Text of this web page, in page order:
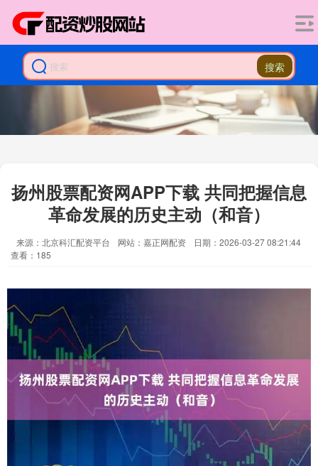
搜索
扬州股票配资网APP下载 共同把握信息
革命发展的历史主动（和音）
来源：北京科汇配资平台 网站：嘉正网配资
日期：2026-03-27 08:21:44
查看：185